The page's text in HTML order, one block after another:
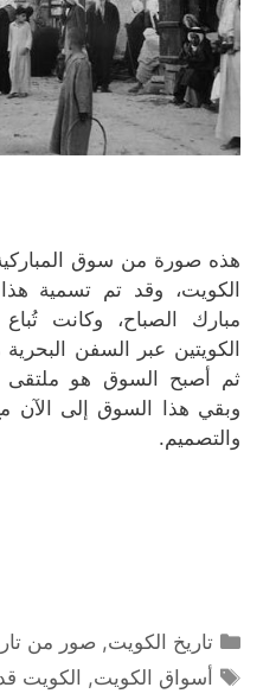
هذه صورة من سوق
الكويت، وقد تم تسمية
مبارك الصباح، وكانت تُباع
الكويتين عبر السفن البحرية
ثم أصبح السوق هو ملتقى
وبقي هذا السوق إلى
والتصميم.
التصنيفات
تاريخ الكويت, صور من
الوسوم
أسواق الكويت, الكويت